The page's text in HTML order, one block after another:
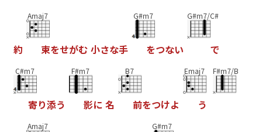
約
Amaj7
束をせがむ 小さな手
G#m7
をつない
G#m7/C#
で
C#m7
寄り添う
F#m7
影に 名
B7
前をつけよ
Emaj7
う
F#m7/B
Amaj7 G#m7